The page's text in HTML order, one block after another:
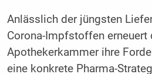
Anlässlich der jüngsten
Corona-Impfstoffen erneuert
Apothekerkammer ihre
eine konkrete Pharma-